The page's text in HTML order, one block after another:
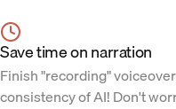
Save time on narration
Finish "recording"
consistency of AI! Don't